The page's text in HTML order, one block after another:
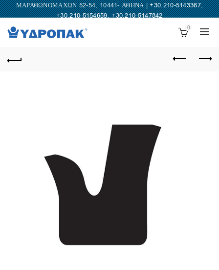
ΜΑΡΑΘΩΝΟΜΑΧΩΝ 52-54, 10441- ΑΘΗΝΑ |+30.210-5143367,
+30.210-5154659,+30.210-5147842
0